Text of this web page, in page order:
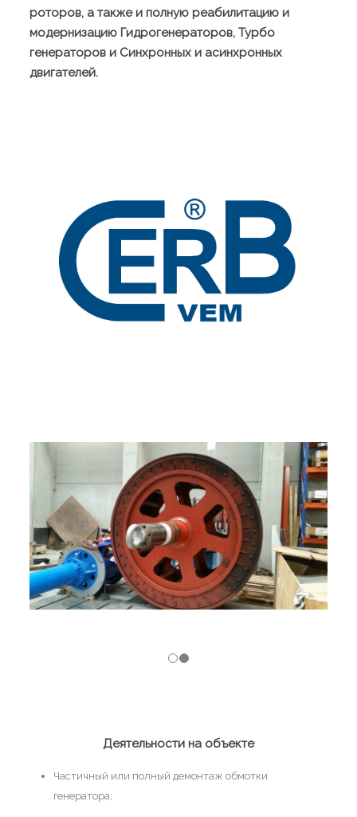
роторов, а также и полную реабилитацию и
модернизацию Гидрогенераторов, Турбо
генераторов и Синхронных и асинхронных
двигателей.
Деятельности на объекте
Частичный или полный демонтаж обмотки
генератора;